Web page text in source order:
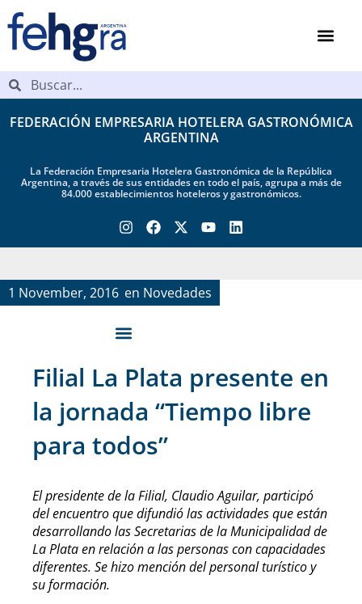
FEDERACIÓN EMPRESARIA HOTELERA GASTRONÓMICA
ARGENTINA
La Federación Empresaria Hotelera Gastronómica de la República
Argentina, a través de sus entidades en todo el país, agrupa a más de
84.000 establecimientos hoteleros y gastronómicos.
1 November, 2016 en Novedades
Filial La Plata presente en
la jornada “Tiempo libre
para todos”
El presidente de la Filial, Claudio Aguilar, participó
del encuentro que difundió las actividades que están
desarrollando las Secretarias de la Municipalidad de
La Plata en relación a las personas con capacidades
diferentes. Se hizo mención del personal turístico y
su formación.